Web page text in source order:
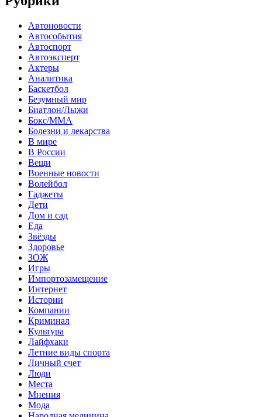
Автоновости
Автособытия
Автоспорт
Автоэксперт
Актеры
Аналитика
Баскетбол
Безумный мир
Биатлон/Лыжи
Бокс/MMA
Болезни и лекарства
В мире
В России
Вещи
Военные новости
Волейбол
Гаджеты
Дети
Дом и сад
Еда
Звёзды
Здоровье
ЗОЖ
Игры
Импортозамещение
Интернет
Истории
Компании
Криминал
Культура
Лайфхаки
Летние виды спорта
Личный счет
Люди
Места
Мнения
Мода